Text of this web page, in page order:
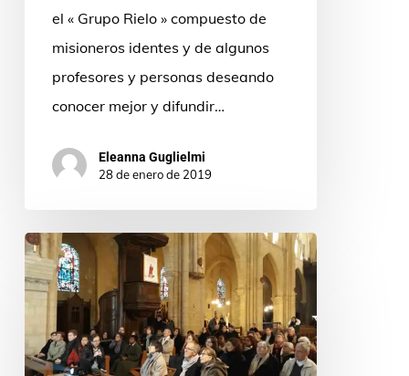
el « Grupo Rielo » compuesto de
misioneros identes y de algunos
profesores y personas deseando
conocer mejor y difundir…
Eleanna Guglielmi
28 de enero de 2019
14
aniversario
del
tránsito
de